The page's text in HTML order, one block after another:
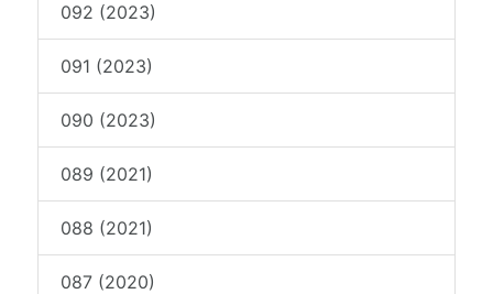
092 (2023)
091 (2023)
090 (2023)
089 (2021)
088 (2021)
087 (2020)